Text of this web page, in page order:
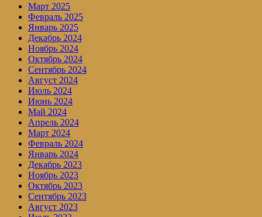
Март 2025
Февраль 2025
Январь 2025
Декабрь 2024
Ноябрь 2024
Октябрь 2024
Сентябрь 2024
Август 2024
Июль 2024
Июнь 2024
Май 2024
Апрель 2024
Март 2024
Февраль 2024
Январь 2024
Декабрь 2023
Ноябрь 2023
Октябрь 2023
Сентябрь 2023
Август 2023